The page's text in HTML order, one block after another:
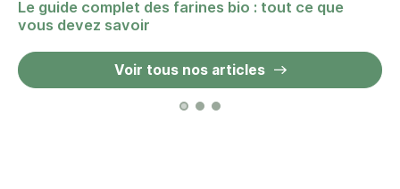
Le guide complet des farines bio : tout ce que
vous devez savoir
Voir tous nos articles